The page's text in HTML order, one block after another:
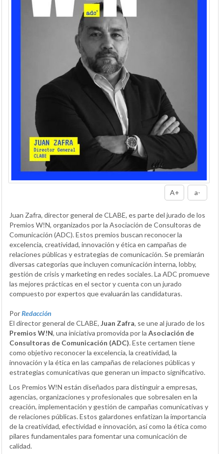
A+ a-
Juan Zafra, director general de CLABE, es parte del jurado de los
Premios W!N, organizados por la Asociación de Consultoras de
Comunicación (ADC). Estos premios buscan reconocer la
excelencia, creatividad, innovación y ética en campañas de
relaciones públicas y estrategias de comunicación. Se premiarán
diversas categorías que incluyen comunicación interna, lobby,
gestión de crisis y marketing en redes sociales. La ADC promueve
las mejores prácticas en el sector y cuenta con un jurado
compuesto por expertos que evaluarán las candidaturas.
PorRedacción
El director general de CLABE, Juan Zafra, se une al jurado de los
Premios W!N, una iniciativa promovida por la Asociación de
Consultoras de Comunicación (ADC). Este certamen tiene
como objetivo reconocer la excelencia, la creatividad, la
innovación y la ética en las campañas de relaciones públicas y
estrategias comunicativas que generan un impacto significativo.
Los Premios W!N están diseñados para distinguir a empresas,
agencias, organizaciones y profesionales que sobresalen en la
creación, implementación y gestión de campañas comunicativas y
de relaciones públicas. Estos galardones enfatizan la importancia
de la creatividad, efectividad e innovación, así como la ética como
pilares fundamentales para fomentar una comunicación de
calidad.